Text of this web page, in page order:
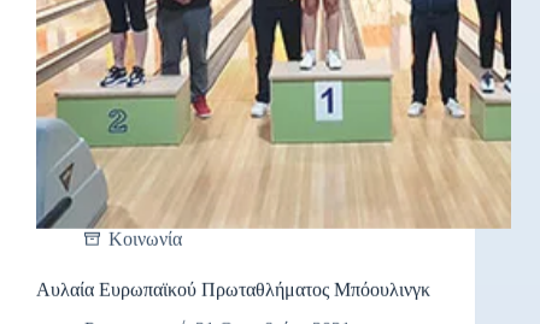
Κοινωνία
Αυλαία Ευρωπαϊκού Πρωταθλήματος Μπόουλινγκ